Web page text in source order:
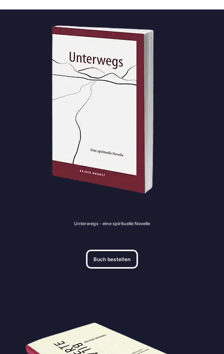
Buch bestellen
Unterwegs - eine spirituelle Novelle